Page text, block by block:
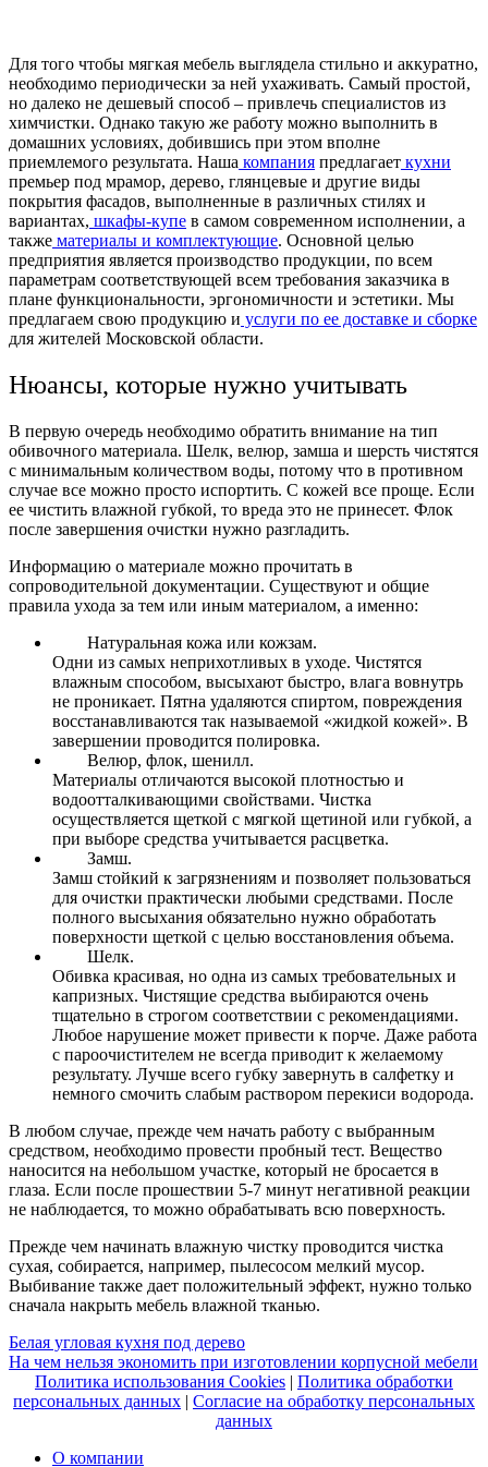
Для того чтобы мягкая мебель выглядела стильно и аккуратно,
необходимо периодически за ней ухаживать. Самый простой,
но далеко не дешевый способ – привлечь специалистов из
химчистки. Однако такую же работу можно выполнить в
домашних условиях, добившись при этом вполне
приемлемого результата. Наша компания предлагает кухни
премьер под мрамор, дерево, глянцевые и другие виды
покрытия фасадов, выполненные в различных стилях и
вариантах, шкафы-купе в самом современном исполнении, а
также материалы и комплектующие. Основной целью
предприятия является производство продукции, по всем
параметрам соответствующей всем требования заказчика в
плане функциональности, эргономичности и эстетики. Мы
предлагаем свою продукцию и услуги по ее доставке и сборке
для жителей Московской области.
Нюансы, которые нужно учитывать
В первую очередь необходимо обратить внимание на тип
обивочного материала. Шелк, велюр, замша и шерсть чистятся
с минимальным количеством воды, потому что в противном
случае все можно просто испортить. С кожей все проще. Если
ее чистить влажной губкой, то вреда это не принесет. Флок
после завершения очистки нужно разгладить.
Информацию о материале можно прочитать в
сопроводительной документации. Существуют и общие
правила ухода за тем или иным материалом, а именно:
Натуральная кожа или кожзам.
Одни из самых неприхотливых в уходе. Чистятся
влажным способом, высыхают быстро, влага вовнутрь
не проникает. Пятна удаляются спиртом, повреждения
восстанавливаются так называемой «жидкой кожей». В
завершении проводится полировка.
Велюр, флок, шенилл.
Материалы отличаются высокой плотностью и
водоотталкивающими свойствами. Чистка
осуществляется щеткой с мягкой щетиной или губкой, а
при выборе средства учитывается расцветка.
Замш.
Замш стойкий к загрязнениям и позволяет пользоваться
для очистки практически любыми средствами. После
полного высыхания обязательно нужно обработать
поверхности щеткой с целью восстановления объема.
Шелк.
Обивка красивая, но одна из самых требовательных и
капризных. Чистящие средства выбираются очень
тщательно в строгом соответствии с рекомендациями.
Любое нарушение может привести к порче. Даже работа
с пароочистителем не всегда приводит к желаемому
результату. Лучше всего губку завернуть в салфетку и
немного смочить слабым раствором перекиси водорода.
В любом случае, прежде чем начать работу с выбранным
средством, необходимо провести пробный тест. Вещество
наносится на небольшом участке, который не бросается в
глаза. Если после прошествии 5-7 минут негативной реакции
не наблюдается, то можно обрабатывать всю поверхность.
Прежде чем начинать влажную чистку проводится чистка
сухая, собирается, например, пылесосом мелкий мусор.
Выбивание также дает положительный эффект, нужно только
сначала накрыть мебель влажной тканью.
Навигация
по
записям
Белая угловая кухня под дерево
На чем нельзя экономить при изготовлении корпусной мебели
Политика использования Cookies | Политика обработки
персональных данных | Согласие на обработку персональных
данных
О компании